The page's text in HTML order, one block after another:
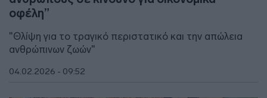
οφέλη”
"Θλίψη για το τραγικό περιστατικό και την απώλεια
ανθρώπινων ζωών"
04.02.2026 - 09:52